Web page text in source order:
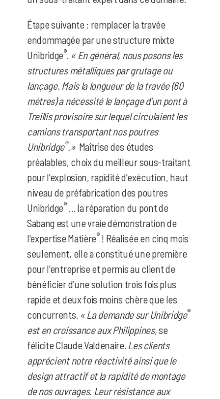
Étape suivante : remplacer la travée
endommagée par une structure mixte
Unibridge®. « En général, nous posons les
structures métalliques par grutage ou
lançage. Mais la longueur de la travée (60
mètres) a nécessité le lançage d’un pont à
Treillis provisoire sur lequel circulaient les
camions transportant nos poutres
Unibridge®.»Maîtrise des études
préalables, choix du meilleur sous-traitant
pour l’explosion, rapidité d’exécution, haut
niveau de préfabrication des poutres
Unibridge®… la réparation du pont de
Sabang est une vraie démonstration de
l’expertise Matière®! Réalisée en cinq mois
seulement, elle a constitué une première
pour l’entreprise et permis au client de
bénéficier d’une solution trois fois plus
rapide et deux fois moins chère que les
concurrents. « La demande sur Unibridge®
est en croissance aux Philippines,se
félicite Claude Valdenaire. Les clients
apprécient notre réactivité ainsi que le
design attractif et la rapidité de montage
de nos ouvrages. Leur résistance aux